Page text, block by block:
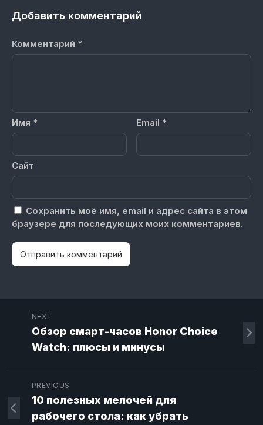
Добавить комментарий
Комментарий *
Имя * Email *
Сайт
Сохранить моё имя, email и адрес сайта в этом
браузере для последующих моих комментариев.
NEXT
Обзор смарт-часов Honor Choice
Watch: плюсы и минусы
PREVIOUS
10 полезных мелочей для
рабочего стола: как убрать